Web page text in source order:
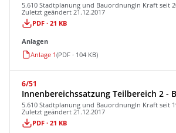
5.610 Stadtplanung und BauordnungIn Kraft seit
Zuletzt geändert 21.12.2017
PDF · 21 KB
Anlagen
Anlage 1(PDF · 104 KB)
6/51
Innenbereichssatzung Teilbereich 2 -
5.610 Stadtplanung und BauordnungIn Kraft seit
Zuletzt geändert 21.12.2017
PDF · 21 KB